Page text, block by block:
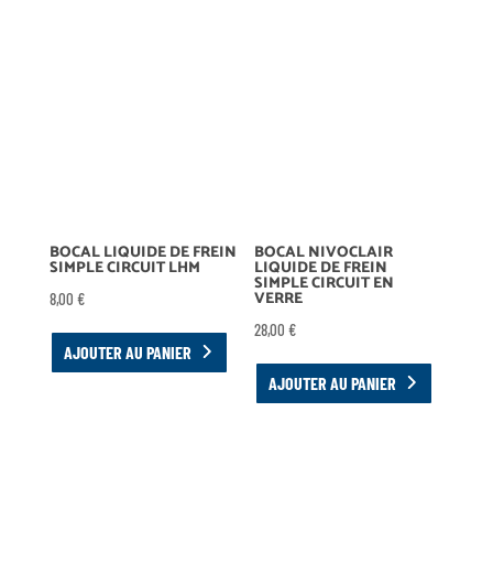
BOCAL LIQUIDE DE FREIN
SIMPLE CIRCUIT LHM
8,00 €
AJOUTER AU PANIER
BOCAL NIVOCLAIR
LIQUIDE DE FREIN
SIMPLE CIRCUIT EN
VERRE
28,00€
AJOUTER AU PANIER